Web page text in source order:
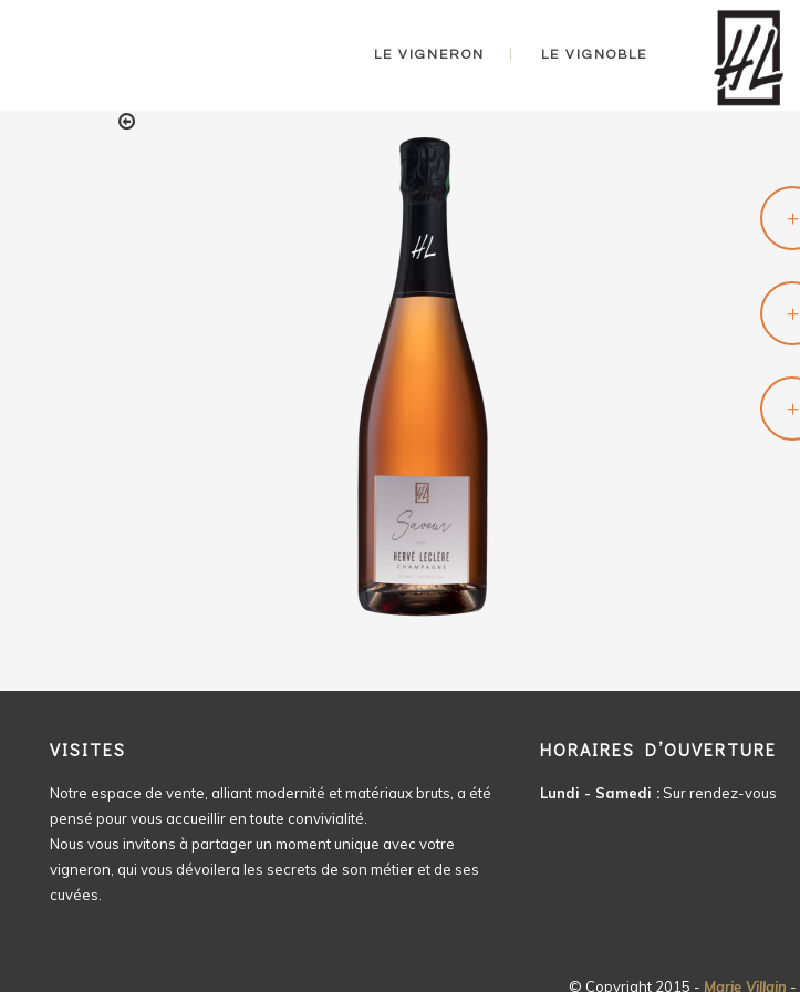
LE VIGNERON LE VIGNOBLE
VISITES
Notre espace de vente, alliant modernité et matériaux bruts, a été
pensé pour vous accueillir en toute convivialité.
Nous vous invitons à partager un moment unique avec votre
vigneron, qui vous dévoilera les secrets de son métier et de ses
cuvées.
HORAIRES D’OUVERTURE
Lundi - Samedi :Sur rendez-vous
© Copyright 2015 - Marie Villain -